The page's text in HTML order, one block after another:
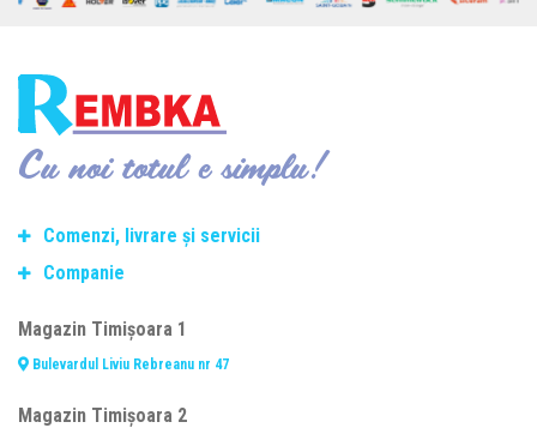
Cu noi totul e simplu!
Comenzi, livrare și servicii
Termeni si conditii de transport
Politica de retur
Consiliere telefonică
Fasonare și debitare oțel beton
Companie
Termeni și condiții
Magazin Timișoara 1
Bulevardul Liviu Rebreanu nr 47
Magazin Timișoara 2